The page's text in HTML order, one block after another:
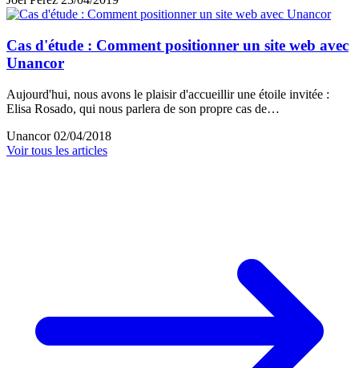
Cas d'étude : Comment positionner un site web avec
Unancor
Aujourd'hui, nous avons le plaisir d'accueillir une étoile invitée :
Elisa Rosado, qui nous parlera de son propre cas de…
Unancor 02/04/2018
Voir tous les articles